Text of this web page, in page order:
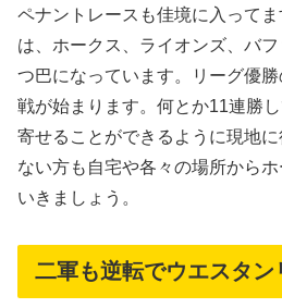
ペナントレースも佳境に入って
は、ホークス、ライオンズ、バ
つ巴になっています。リーグ優
戦が始まります。何とか11連勝
寄せることができるように現地
ない方も自宅や各々の場所から
いきましょう。
二軍も逆転でウエスタン